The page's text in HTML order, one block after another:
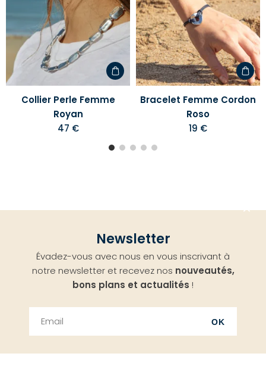
à
votre
liste
d'envies
Collier Perle Femme
Royan
47 €
à
votre
liste
Bracelet Femme Cordon
Roso
19 €
Newsletter
Évadez-vous avec nous en vous inscrivant à
notre newsletter et recevez nos nouveautés,
bons plans et actualités !
OK